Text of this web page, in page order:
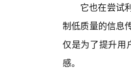
它也在尝试
制低质量的信息
仅是为了提升用
感。